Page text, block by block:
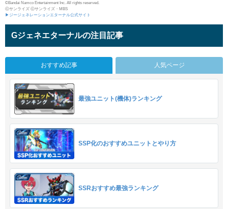
©Bandai Namco Entertainment Inc. All rights reserved.
ⓒサンライズ ⓒサンライズ・MBS
▶ジージェネレーションエターナル公式サイト
Gジェネエターナルの注目記事
おすすめ記事 人気ページ
最強ユニット(機体)ランキング
SSP化のおすすめユニットとやり方
SSRおすすめ最強ランキング